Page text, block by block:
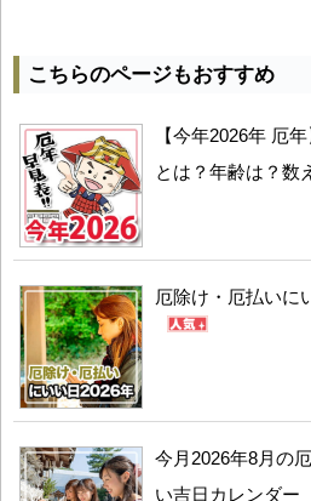
こちらのページもおすすめ
【今年2026年 厄
とは？年齢は？数
厄除け・厄払いに
今月2026年8月の
い吉日カレンダー